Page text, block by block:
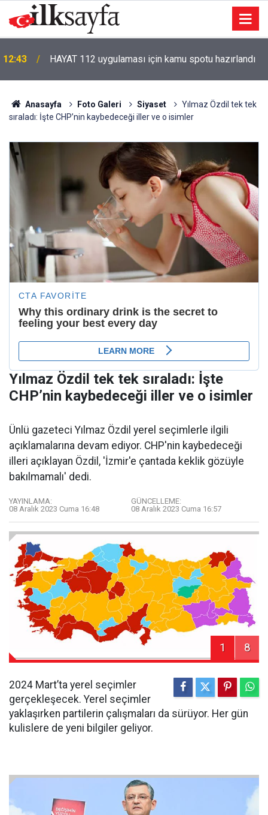
12:43 HAYAT 112 uygulaması için kamu spotu hazırlandı
Anasayfa Foto Galeri Siyaset
Yılmaz Özdil tek tek
sıraladı: İşte CHP’nin kaybedeceği iller ve o isimler
Yılmaz Özdil tek tek sıraladı: İşte
CHP’nin kaybedeceği iller ve o isimler
Ünlü gazeteci Yılmaz Özdil yerel seçimlerle ilgili
açıklamalarına devam ediyor. CHP'nin kaybedeceği
illeri açıklayan Özdil, 'İzmir'e çantada keklik gözüyle
bakılmamalı' dedi.
YAYINLAMA:
08 Aralık 2023 Cuma 16:48
GÜNCELLEME:
08 Aralık 2023 Cuma 16:57
1 8
2024 Mart’ta yerel seçimler
gerçekleşecek. Yerel seçimler
yaklaşırken partilerin çalışmaları da sürüyor. Her gün
kulislere de yeni bilgiler geliyor.